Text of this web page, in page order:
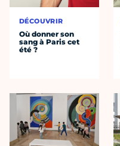
DÉCOUVRIR
Où donner son
sang à Paris cet
été ?